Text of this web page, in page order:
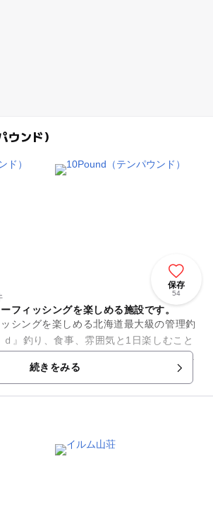
ンド）
保存
54
フィッシングを楽しめる施設です。
シングを楽しめる北海道最大級の管理釣
』釣り、食事、雰囲気と1日楽しむこと
訪れるのにオススメです。エサ釣り専用
フィッ...続きをみる